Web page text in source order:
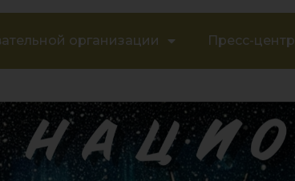
организации Пресс-центр